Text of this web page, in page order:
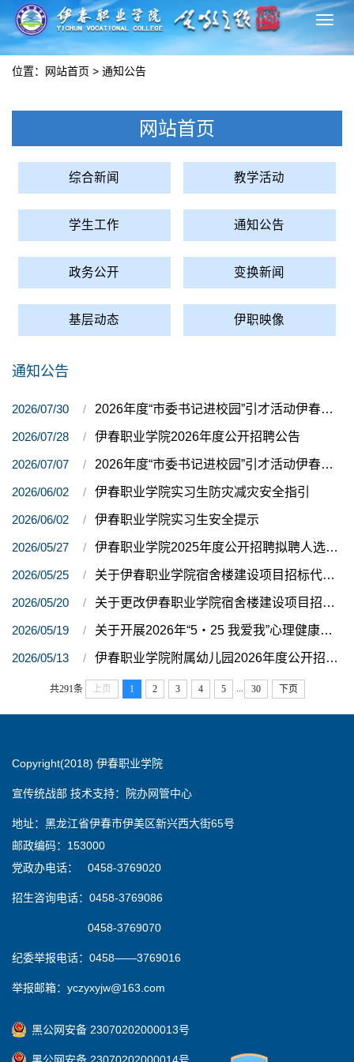
切
换
位置： 网站首页 > 通知公告
网站首页
综合新闻 教学活动
学生工作 通知公告
政务公开 变换新闻
基层动态 伊职映像
通知公告
2026/07/30 2026年度“市委书记进校园”引才活动伊春职业学院递补人选公示（三）
2026/07/28 伊春职业学院2026年度公开招聘公告
2026/07/07 2026年度“市委书记进校园”引才活动伊春职业学院递补人选公示
2026/06/02 伊春职业学院实习生防灾减灾安全指引
2026/06/02 伊春职业学院实习生安全提示
2026/05/27 伊春职业学院2025年度公开招聘拟聘人选公示（二）
2026/05/25 关于伊春职业学院宿舍楼建设项目招标代理机构遴选结果的公告
2026/05/20 关于更改伊春职业学院宿舍楼建设项目招标代理机构遴选评审时间的公告
2026/05/19 关于开展2026年“5・25 我爱我”心理健康系列活动的通知
2026/05/13 伊春职业学院附属幼儿园2026年度公开招聘拟进入考察、体检环节人员公示
共291条 上页 1 2 3 4 5 30 下页
Copyright(2018) 伊春职业学院
宣传统战部 技术支持：院办网管中心
地址：黑龙江省伊春市伊美区新兴西大街65号
邮政编码：153000
党政办电话： 0458-3769020
招生咨询电话：0458-3769086
0458-3769070
纪委举报电话：0458——3769016
举报邮箱：yczyxyjw@163.com
黑公网安备 23070202000013号